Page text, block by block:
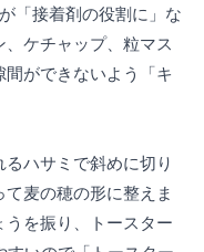
「接着剤の役割に」な
ケチャップ、粒マス
ができないよう「キ
ハサミで斜めに切り
麦の穂の形に整えま
を振り、トースター